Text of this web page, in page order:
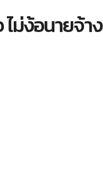
ม่ง้อนายจ้าง